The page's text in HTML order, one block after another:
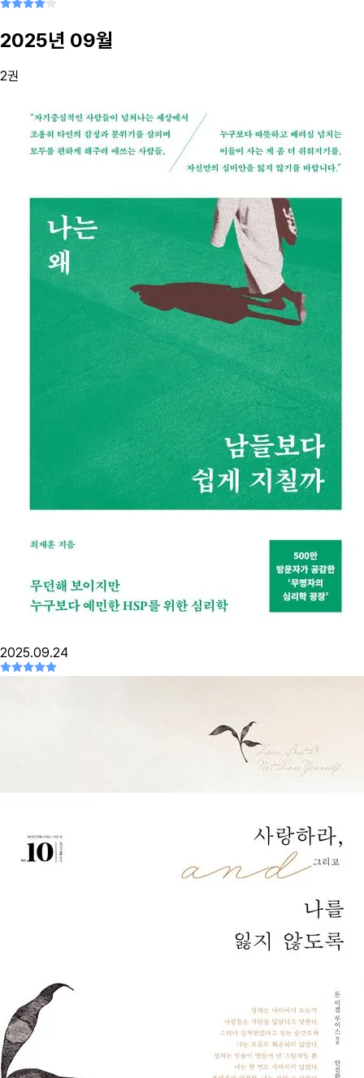
2025년 09월
2권
2025.09.24